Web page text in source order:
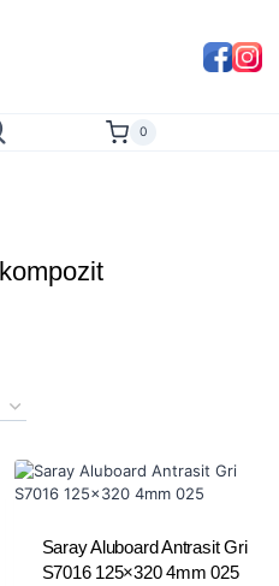
0
Saray Aluboard Antrasit Gri
S7016 125×320 4mm 025